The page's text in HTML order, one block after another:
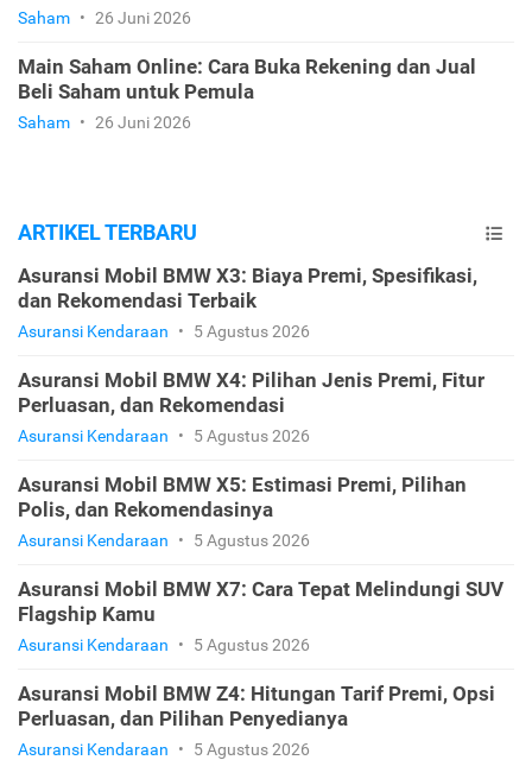
Saham • 26 Juni 2026
Main Saham Online: Cara Buka Rekening dan Jual
Beli Saham untuk Pemula
Saham • 26 Juni 2026
ARTIKEL TERBARU
Asuransi Mobil BMW X3: Biaya Premi, Spesifikasi,
dan Rekomendasi Terbaik
Asuransi Kendaraan • 5 Agustus 2026
Asuransi Mobil BMW X4: Pilihan Jenis Premi, Fitur
Perluasan, dan Rekomendasi
Asuransi Kendaraan • 5 Agustus 2026
Asuransi Mobil BMW X5: Estimasi Premi, Pilihan
Polis, dan Rekomendasinya
Asuransi Kendaraan • 5 Agustus 2026
Asuransi Mobil BMW X7: Cara Tepat Melindungi SUV
Flagship Kamu
Asuransi Kendaraan • 5 Agustus 2026
Asuransi Mobil BMW Z4: Hitungan Tarif Premi, Opsi
Perluasan, dan Pilihan Penyedianya
Asuransi Kendaraan • 5 Agustus 2026